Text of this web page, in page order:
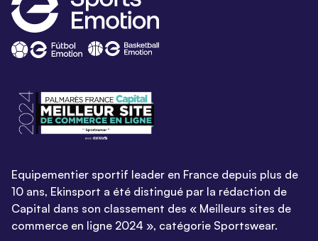
Equipementier sportif leader en France depuis plus de
10 ans, Ekinsport a été distingué par la rédaction de
Capital dans son classement des « Meilleurs sites de
commerce en ligne 2024 », catégorie Sportswear.